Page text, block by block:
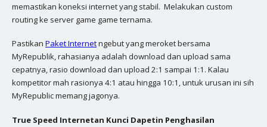
memastikan koneksi internet yang stabil. Melakukan custom
routing ke server game game ternama.
Pastikan Paket Internetngebut yang meroket bersama
MyRepublik, rahasianya adalah download dan upload sama
cepatnya, rasio download dan upload 2:1 sampai 1:1. Kalau
kompetitor mah rasionya 4:1 atau hingga 10:1, untuk urusan ini sih
MyRepublic memang jagonya.
True Speed Internetan Kunci Dapetin Penghasilan